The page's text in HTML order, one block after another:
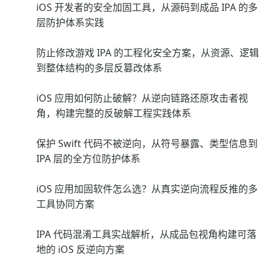
iOS 开发者的安全加固工具，从源码到成品 IPA 的多
层防护体系实践
防止修改游戏 IPA 的工程化安全方案，从资源、逻辑
到整体结构的多层反篡改体系
iOS 应用如何防止破解？从逆向链路还原攻击者视
角，构建完整的反破解工程实践体系
保护 Swift 代码不被逆向，从符号暴露、类型信息到
IPA 层的全方位防护体系
iOS 应用加固软件怎么选？从真实逆向流程反推的多
工具协同方案
IPA 代码混淆工具实战解析，从成品包视角构建可落
地的 iOS 反逆向方案